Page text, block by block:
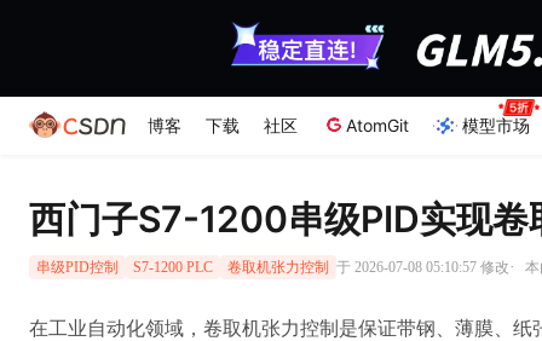
博客 下载 社区 AtomGit 模型市场
西门子S7-1200串级PID实现卷
串级PID控制 S7-1200 PLC 卷取机张力控制 于 2026-07-08 05:10:57 修改· 本
在工业自动化领域，卷取机张力控制是保证带钢、薄膜、